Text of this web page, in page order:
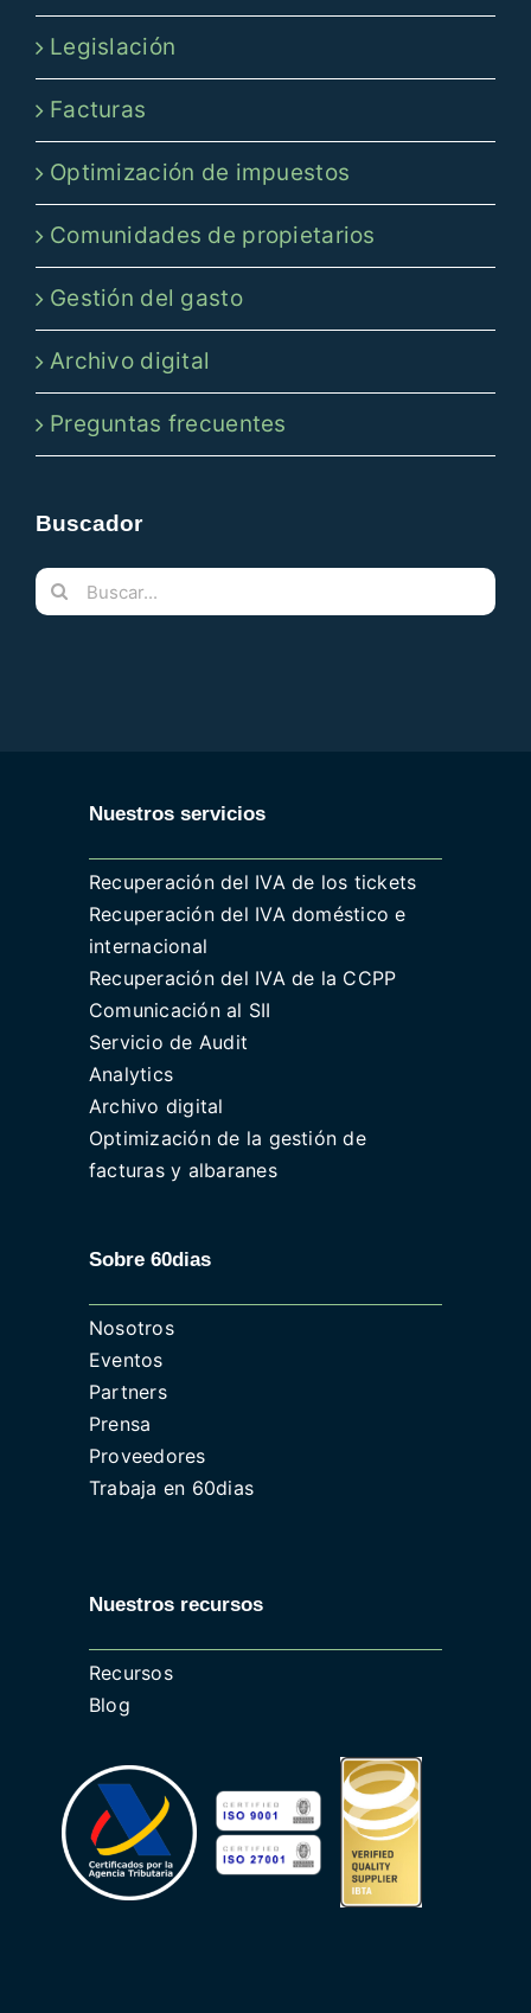
Legislación
Facturas
Optimización de impuestos
Comunidades de propietarios
Gestión del gasto
Archivo digital
Preguntas frecuentes
Buscador
Buscar:
Nuestros servicios
Recuperación del IVA de los tickets
Recuperación del IVA doméstico e
internacional
Recuperación del IVA de la CCPP
Comunicación al SII
Servicio de Audit
Analytics
Archivo digital
Optimización de la gestión de
facturas y albaranes
Sobre 60dias
Nosotros
Eventos
Partners
Prensa
Proveedores
Trabaja en 60dias
Nuestros recursos
Recursos
Blog